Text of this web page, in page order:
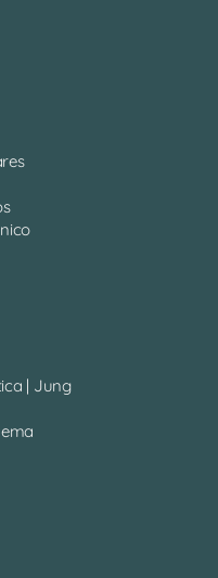
| Jung